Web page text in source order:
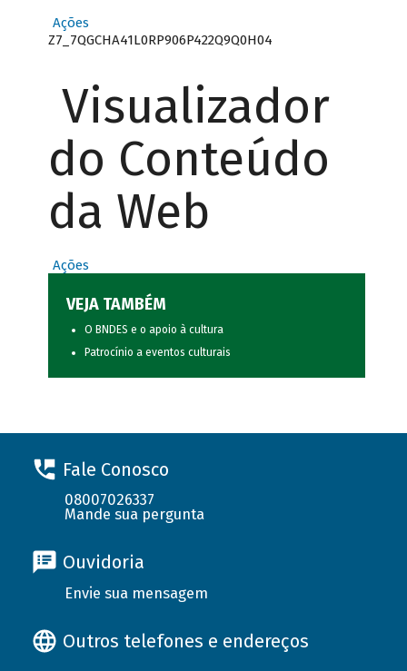
Ações
Z7_7QGCHA41L0RP906P422Q9Q0H04
Visualizador
do Conteúdo
da Web
Ações
VEJA TAMBÉM
O BNDES e o apoio à cultura
Patrocínio a eventos culturais
Fale Conosco
08007026337
Mande sua pergunta
Ouvidoria
Envie sua mensagem
Outros telefones e endereços